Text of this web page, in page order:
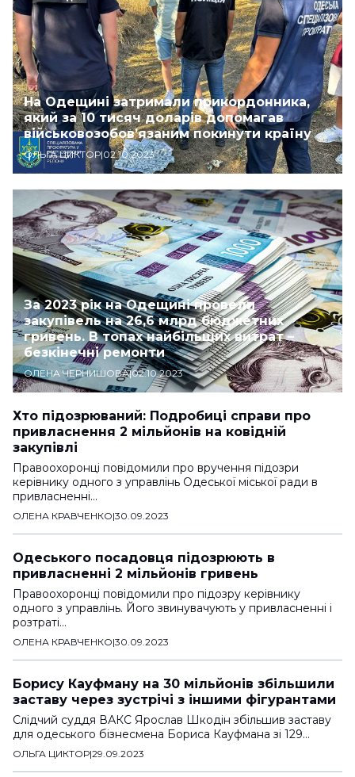
На Одещині затримали прикордонника,
який за 10 тисяч доларів допомагав
військовозобов’язаним покинути країну
ОЛЬГА ЦИКТОР|02.10.2023
За 2023 рік на Одещині провели
закупівель на 26,6 млрд бюджетних
гривень. В топах найбільших витрат –
безкінечні ремонти
ОЛЕНА ЧЕРНИШОВА|02.10.2023
Хто підозрюваний: Подробиці справи про
привласнення 2 мільйонів на ковідній
закупівлі
Правоохоронці повідомили про вручення підозри
керівнику одного з управлінь Одеської міської ради в
привласненні…
ОЛЕНА КРАВЧЕНКО|30.09.2023
Одеського посадовця підозрюють в
привласненні 2 мільйонів гривень
Правоохоронці повідомили про підозру керівнику
одного з управлінь. Його звинувачують у привласненні і
розтраті…
ОЛЕНА КРАВЧЕНКО|30.09.2023
Борису Кауфману на 30 мільйонів збільшили
заставу через зустрічі з іншими фігурантами
Слідчий суддя ВАКС Ярослав Шкодін збільшив заставу
для одеського бізнесмена Бориса Кауфмана зі 129…
ОЛЬГА ЦИКТОР|29.09.2023